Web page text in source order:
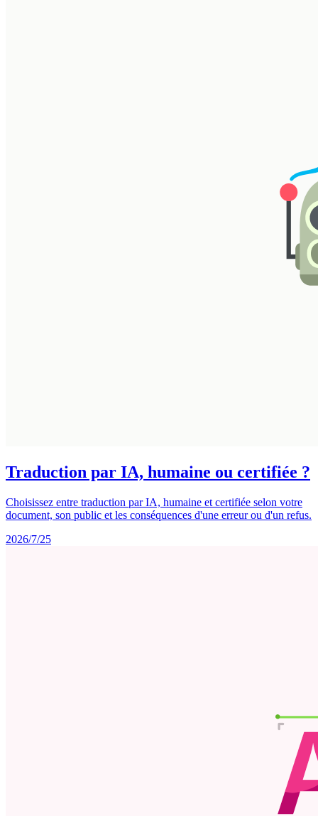
Traduction par IA, humaine ou certifiée ?
Choisissez entre traduction par IA, humaine et certifiée selon votre
document, son public et les conséquences d'une erreur ou d'un refus.
2026/7/25